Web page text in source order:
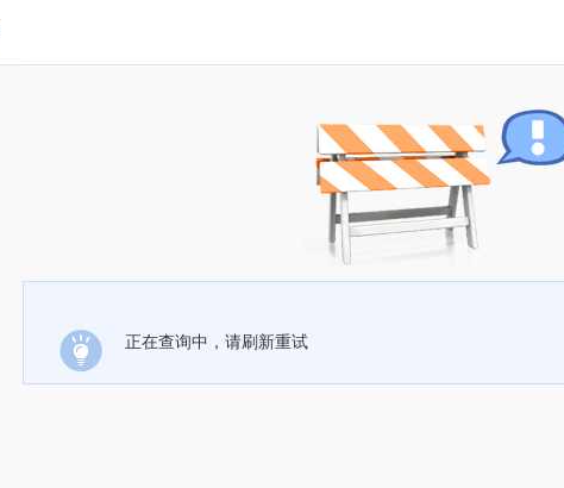
正在查询中，请刷新重试